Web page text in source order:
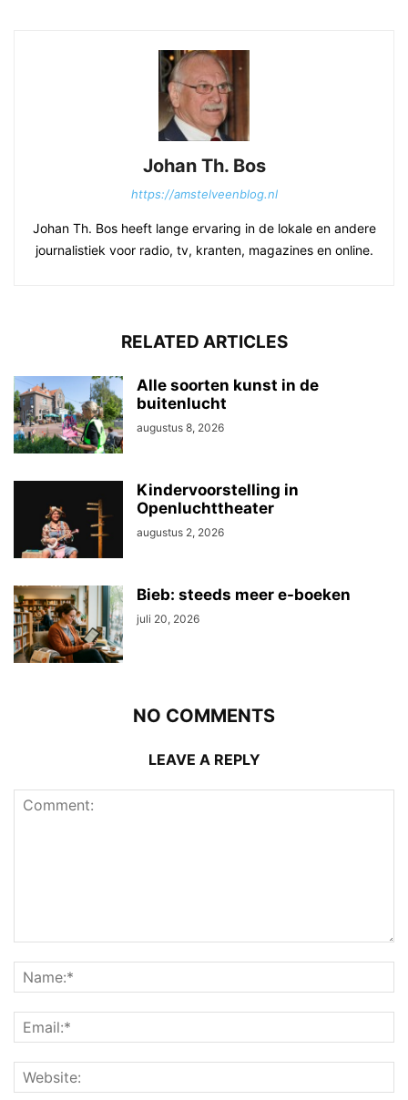
Johan Th. Bos
https://amstelveenblog.nl
Johan Th. Bos heeft lange ervaring in de lokale en andere
journalistiek voor radio, tv, kranten, magazines en online.
RELATED ARTICLES
Alle soorten kunst in de
buitenlucht
augustus 8, 2026
Kindervoorstelling in
Openluchttheater
augustus 2, 2026
Bieb: steeds meer e-boeken
juli 20, 2026
NO COMMENTS
LEAVE A REPLY